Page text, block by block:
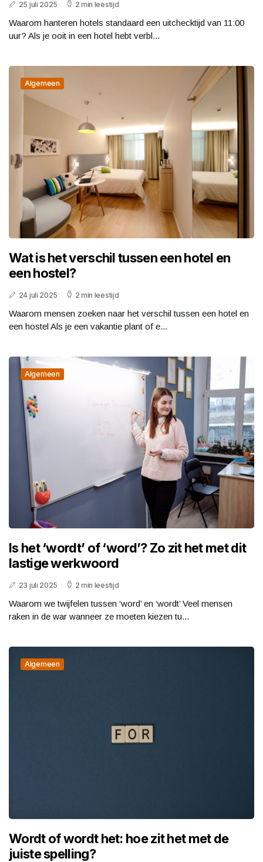
25 juli 2025 2 min leestijd
Waarom hanteren hotels standaard een uitchecktijd van 11:00
uur? Als je ooit in een hotel hebt verbl...
Algemeen
Wat is het verschil tussen een hotel en
een hostel?
24 juli 2025 2 min leestijd
Waarom mensen zoeken naar het verschil tussen een hotel en
een hostel Als je een vakantie plant of e...
Algemeen
Is het ‘wordt’ of ‘word’? Zo zit het met dit
lastige werkwoord
23 juli 2025 2 min leestijd
Waarom we twijfelen tussen ‘word’ en ‘wordt’ Veel mensen
raken in de war wanneer ze moeten kiezen tu...
Algemeen
Wordt of wordt het: hoe zit het met de
juiste spelling?